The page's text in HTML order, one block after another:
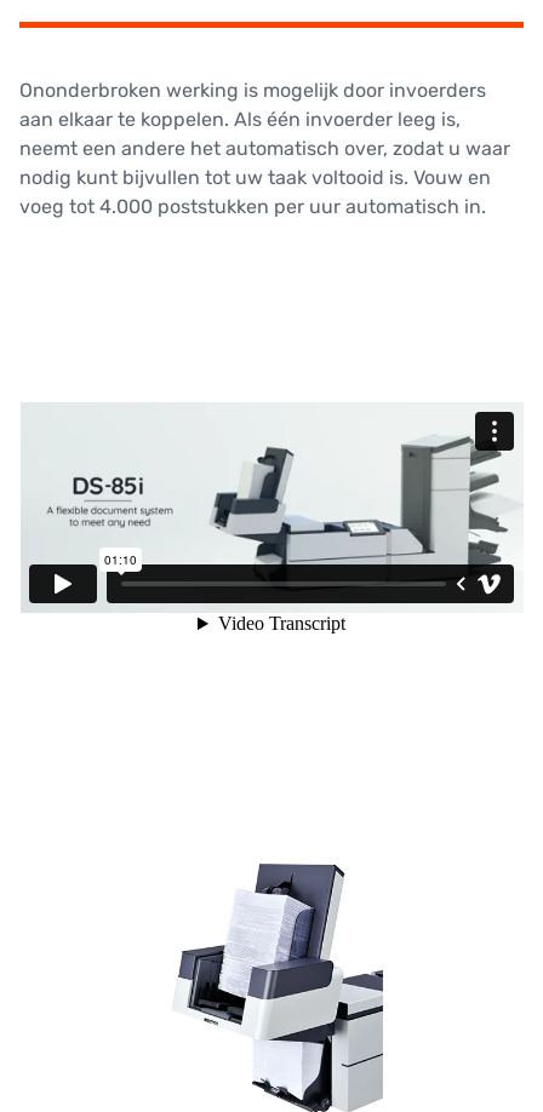
Ononderbroken werking is mogelijk door invoerders
aan elkaar te koppelen. Als één invoerder leeg is,
neemt een andere het automatisch over, zodat u waar
nodig kunt bijvullen tot uw taak voltooid is. Vouw en
voeg tot 4.000 poststukken per uur automatisch in.